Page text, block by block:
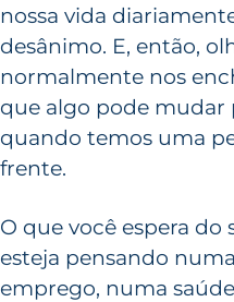
nossa vida
desânimo. E, então,
normalmente nos
que algo pode mudar
quando temos uma
frente.
O que você espera do
esteja pensando
emprego, numa